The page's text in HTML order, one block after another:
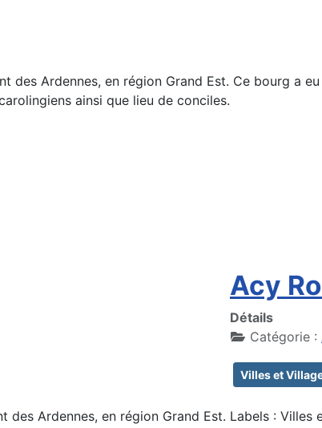
des Ardennes, en région Grand Est. Ce bourg a
ainsi que lieu de conciles.
des Ardennes, en région Grand Est.
Acy
Détails
Catégorie :
Villes et
Labels : Villes